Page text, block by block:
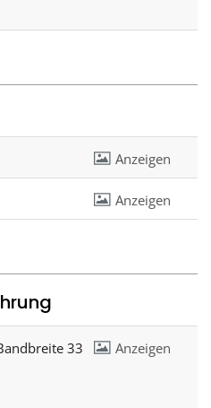
Anzeigen
Anzeigen
33
Anzeigen